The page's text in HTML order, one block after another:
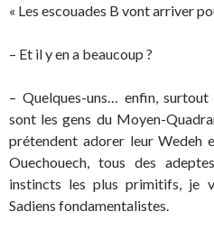
« Les escouades B vont arriver
– Et il y en a beaucoup ?
– Quelques-uns… enfin,
sont les gens du Moyen-
prétendent adorer leur Wedeh
Ouechouech, tous des
instincts les plus primitifs, je
Sadiens fondamentalistes.